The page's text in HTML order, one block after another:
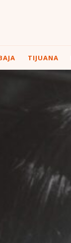
TIJUANA